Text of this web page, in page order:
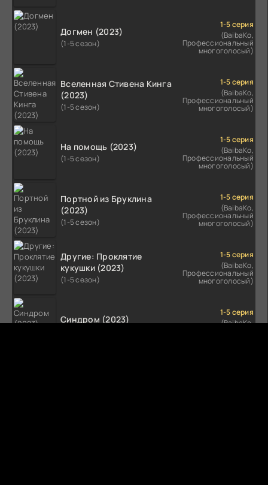
Догмен (2023)
(1-5 сезон)
1-5 серия
(BaibaKo,
Профессиональный
многоголосый)
Вселенная Стивена Кинга
(2023)
(1-5 сезон)
1-5 серия
(BaibaKo,
Профессиональный
многоголосый)
На помощь (2023)
(1-5 сезон)
1-5 серия
(BaibaKo,
Профессиональный
многоголосый)
Портной из Бруклина
(2023)
(1-5 сезон)
1-5 серия
(BaibaKo,
Профессиональный
многоголосый)
Другие: Проклятие
кукушки (2023)
(1-5 сезон)
1-5 серия
(BaibaKo,
Профессиональный
многоголосый)
Синдром (2023)
1-5 серия
(BaibaKo,